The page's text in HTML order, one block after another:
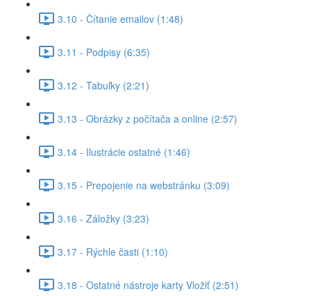
3.10 - Čítanie emailov (1:48)
3.11 - Podpisy (6:35)
3.12 - Tabuľky (2:21)
3.13 - Obrázky z počítača a online (2:57)
3.14 - Ilustrácie ostatné (1:46)
3.15 - Prepojenie na webstránku (3:09)
3.16 - Záložky (3:23)
3.17 - Rýchle časti (1:10)
3.18 - Ostatné nástroje karty Vložiť (2:51)